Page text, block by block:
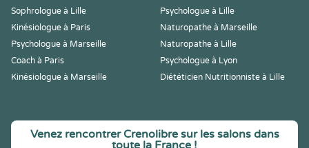
Sophrologue à Lille
Psychologue à Lille
Kinésiologue à Paris
Naturopathe à Marseille
Psychologue à Marseille
Naturopathe à Lille
Coach à Paris
Psychologue à Lyon
Kinésiologue à Marseille
Diététicien Nutritionniste à Lille
Venez rencontrer Crenolibre sur les salons dans
toute la France !